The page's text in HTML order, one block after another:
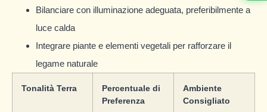
Bilanciare con illuminazione adeguata, preferibilmente a
luce calda
Integrare piante e elementi vegetali per rafforzare il
legame naturale
Tonalità Terra
Percentuale di
Preferenza
Ambiente
Consigliato